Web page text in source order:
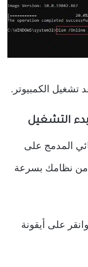
المدمج على
من نظامك بسرعة
1. اضغط على مفتاح Windows وانقر على أيقونة